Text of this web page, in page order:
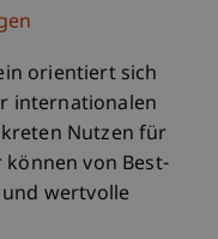
orientiert sich
internationalen
Nutzen für
können von Best-
wertvolle